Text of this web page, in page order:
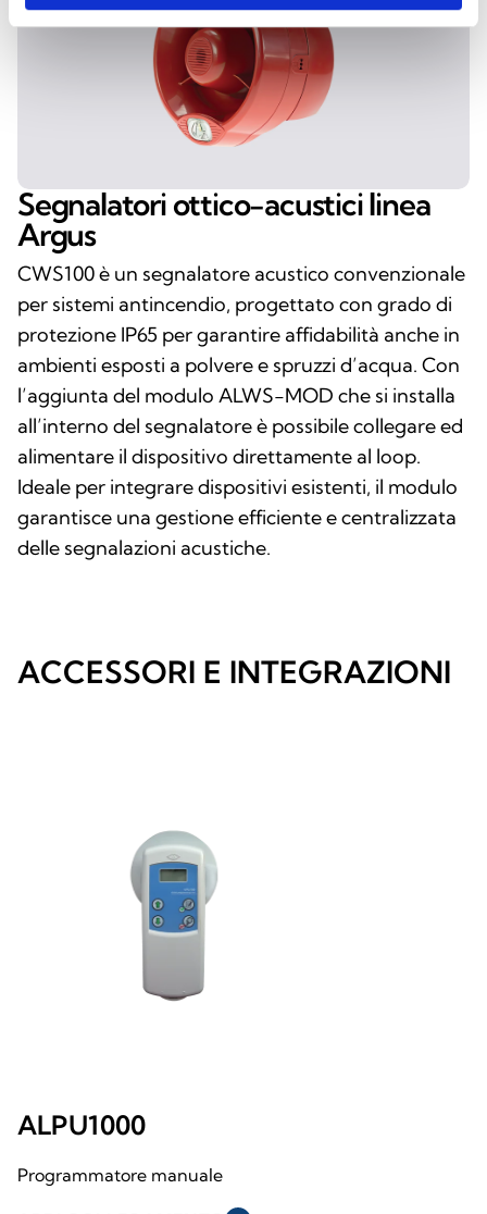
Segnalatori ottico-acustici linea
Argus
CWS100 è un segnalatore acustico convenzionale
per sistemi antincendio, progettato con grado di
protezione IP65 per garantire affidabilità anche in
ambienti esposti a polvere e spruzzi d’acqua. Con
l’aggiunta del modulo ALWS-MOD che si installa
all’interno del segnalatore è possibile collegare ed
alimentare il dispositivo direttamente al loop.
Ideale per integrare dispositivi esistenti, il modulo
garantisce una gestione efficiente e centralizzata
delle segnalazioni acustiche.
ACCESSORI E INTEGRAZIONI
ALPU1000
Programmatore manuale